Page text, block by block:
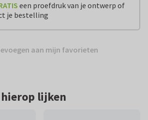
een proefdruk van je ontwerp of
je bestelling
aan mijn favorieten
lijken